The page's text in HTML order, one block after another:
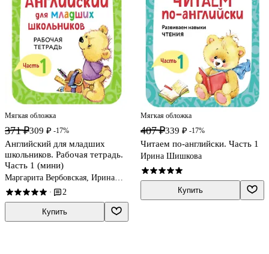
Мягкая обложка
371 ₽309 ₽ -17%
Английский для младших
школьников. Рабочая тетрадь.
Часть 1 (мини)
Маргарита Вербовская, Ирина
Шишкова
· 2
Купить
Мягкая обложка
407 ₽339 ₽ -17%
Читаем по-английски. Часть 1
Ирина Шишкова
Купить